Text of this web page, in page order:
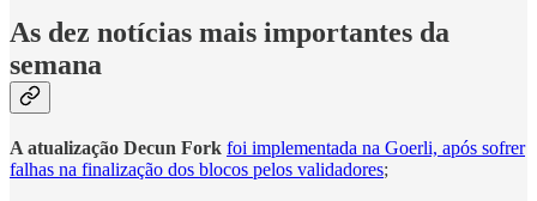
As dez notícias mais importantes da
semana
A atualização Decun Fork foi implementada na Goerli, após sofrer
falhas na finalização dos blocos pelos validadores;